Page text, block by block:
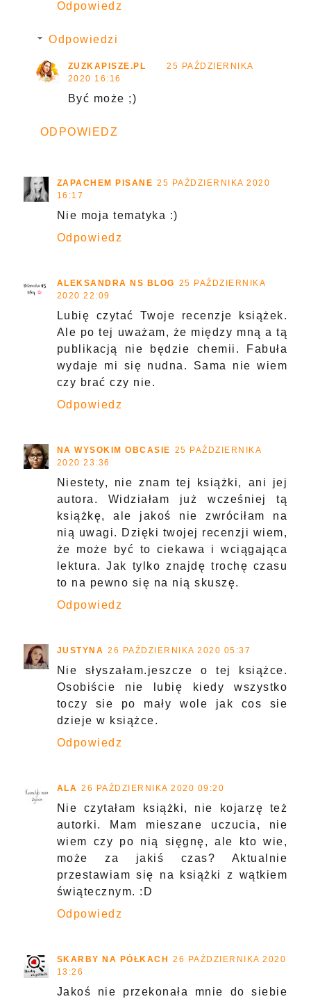
Odpowiedz
Odpowiedzi
ZUZKAPISZE.PL
25 PAŹDZIERNIKA
2020 16:16
Być może ;)
ODPOWIEDZ
ZAPACHEM PISANE 25 PAŹDZIERNIKA 2020
16:17
Nie moja tematyka :)
Odpowiedz
ALEKSANDRA NS BLOG 25 PAŹDZIERNIKA
2020 22:09
Lubię czytać Twoje recenzje książek.
Ale po tej uważam, że między mną a tą
publikacją nie będzie chemii. Fabuła
wydaje mi się nudna. Sama nie wiem
czy brać czy nie.
Odpowiedz
NA WYSOKIM OBCASIE 25 PAŹDZIERNIKA
2020 23:36
Niestety, nie znam tej książki, ani jej
autora. Widziałam już wcześniej tą
książkę, ale jakoś nie zwróciłam na
nią uwagi. Dzięki twojej recenzji wiem,
że może być to ciekawa i wciągająca
lektura. Jak tylko znajdę trochę czasu
to na pewno się na nią skuszę.
Odpowiedz
JUSTYNA 26 PAŹDZIERNIKA 2020 05:37
Nie słyszałam.jeszcze o tej książce.
Osobiście nie lubię kiedy wszystko
toczy sie po mały wole jak cos sie
dzieje w książce.
Odpowiedz
ALA 26 PAŹDZIERNIKA 2020 09:20
Nie czytałam książki, nie kojarzę też
autorki. Mam mieszane uczucia, nie
wiem czy po nią sięgnę, ale kto wie,
może za jakiś czas? Aktualnie
przestawiam się na książki z wątkiem
świątecznym. :D
Odpowiedz
SKARBY NA PÓŁKACH
26 PAŹDZIERNIKA 2020
13:26
Jakoś nie przekonała mnie do siebie